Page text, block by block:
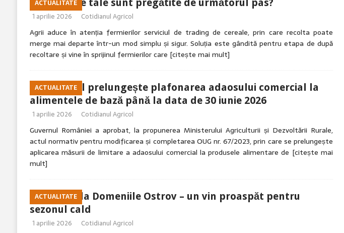
ACTUALITATE
Cerealele tale sunt pregătite de următorul pas?
1 aprilie 2026 Cotidianul Agricol
Agrii aduce în atenția fermierilor serviciul de trading de cereale, prin care recolta poate
merge mai departe într-un mod simplu și sigur. Soluția este gândită pentru etapa de după
recoltare și vine în sprijinul fermierilor care [citește mai mult]
ACTUALITATE
Guvernul prelungește plafonarea adaosului comercial la
alimentele de bază până la data de 30 iunie 2026
1 aprilie 2026 Cotidianul Agricol
Guvernul României a aprobat, la propunerea Ministerului Agriculturii și Dezvoltării Rurale,
actul normativ pentru modificarea și completarea OUG nr. 67/2023, prin care se prelungește
aplicarea măsurii de limitare a adaosului comercial la produsele alimentare de [citește mai
mult]
ACTUALITATE
Rosé de la Domeniile Ostrov – un vin proaspăt pentru
sezonul cald
1 aprilie 2026 Cotidianul Agricol